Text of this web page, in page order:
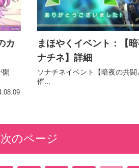
カ
開
まほやくイベント：【
ナチネ】詳細
ソナチネイベント【暗夜の共
催...
次のページ